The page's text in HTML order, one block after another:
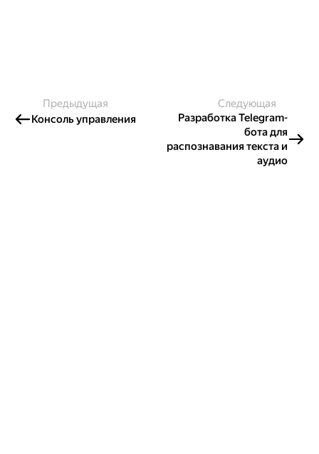
Предыдущая
Консоль управления
Следующая
Разработка Telegram-
бота для
распознавания текста и
аудио